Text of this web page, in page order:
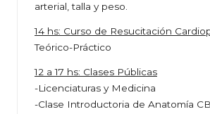
arterial, talla y peso.
14 hs: Curso de Resucitación
Teórico-Práctico
12 a 17 hs: Clases Públicas
-Licenciaturas y Medicina
-Clase Introductoria de Anatomía